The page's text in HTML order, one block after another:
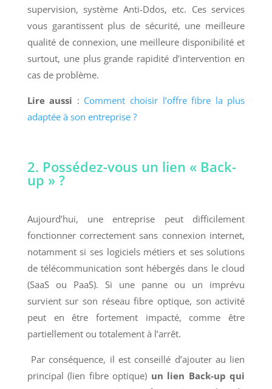
supervision, système Anti-Ddos, etc. Ces services
vous garantissent plus de sécurité, une meilleure
qualité de connexion, une meilleure disponibilité et
surtout, une plus grande rapidité d’intervention en
cas de problème.
Lire aussi : Comment choisir l’offre fibre la plus
adaptée à son entreprise ?
2. Possédez-vous un lien « Back-
up » ?
Aujourd’hui, une entreprise peut difficilement
fonctionner correctement sans connexion internet,
notamment si ses logiciels métiers et ses solutions
de télécommunication sont hébergés dans le cloud
(SaaS ou PaaS). Si une panne ou un imprévu
survient sur son réseau fibre optique, son activité
peut en être fortement impacté, comme être
partiellement ou totalement à l’arrêt.
Par conséquence, il est conseillé d’ajouter au lien
principal (lien fibre optique) un lien Back-up qui